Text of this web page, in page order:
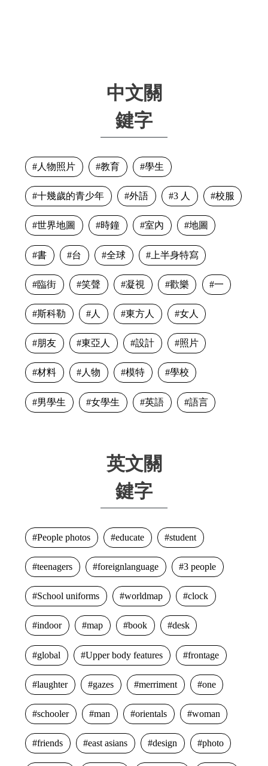
中文關
鍵字
人物照片 教育 學生
十幾歲的青少年 外語 3 人 校服
世界地圖 時鐘 室內 地圖
書 台 全球 上半身特寫
臨街 笑聲 凝視 歡樂 一
斯科勒 人 東方人 女人
朋友 東亞人 設計 照片
材料 人物 模特 學校
男學生 女學生 英語 語言
英文關
鍵字
People photos educate student
teenagers foreignlanguage 3 people
School uniforms worldmap clock
indoor map book desk
global Upper body features frontage
laughter gazes merriment one
schooler man orientals woman
friends east asians design photo